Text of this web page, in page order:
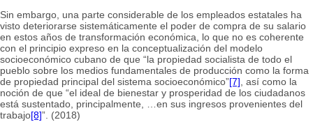
Sin embargo, una parte considerable de los empleados estatales ha
visto deteriorarse sistemáticamente el poder de compra de su salario
en estos años de transformación económica, lo que no es coherente
con el principio expreso en la conceptualización del modelo
socioeconómico cubano de que “la propiedad socialista de todo el
pueblo sobre los medios fundamentales de producción como la forma
de propiedad principal del sistema socioeconómico”[7] , así como la
noción de que “el ideal de bienestar y prosperidad de los ciudadanos
está sustentado, principalmente, …en sus ingresos provenientes del
trabajo[8]”. (2018)